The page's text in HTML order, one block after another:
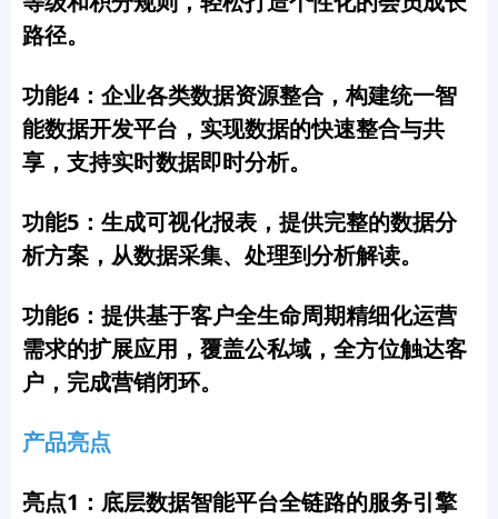
路径。
功能4：企业各类数据资源整合，构建统一智
能数据开发平台，实现数据的快速整合与共
享，支持实时数据即时分析。
功能5：生成可视化报表，提供完整的数据分
析方案，从数据采集、处理到分析解读。
功能6：提供基于客户全生命周期精细化运营
需求的扩展应用，覆盖公私域，全方位触达客
户，完成营销闭环。
产品亮点
亮点1：底层数据智能平台全链路的服务引擎